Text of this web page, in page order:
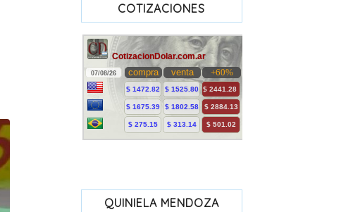
COTIZACIONES
QUINIELA MENDOZA